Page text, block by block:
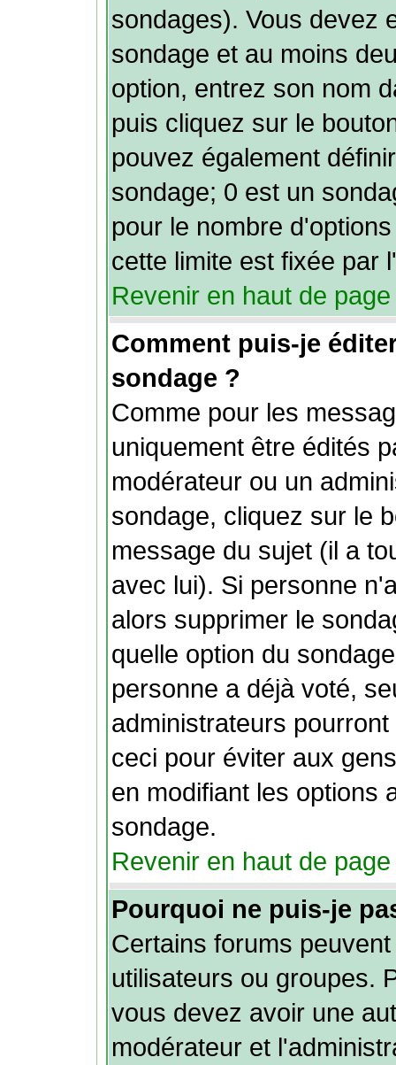
sondages). Vous devez
sondage et au moins
option, entrez son nom
puis cliquez sur le
pouvez également
sondage; 0 est un
pour le nombre
cette limite est fixée par
Revenir en haut de page
Comment puis-je
sondage ?
Comme pour les
uniquement être édités
modérateur ou un
sondage, cliquez sur le
message du sujet (il a
avec lui). Si personne
alors supprimer le
quelle option du
personne a déjà voté,
administrateurs
ceci pour éviter aux
en modifiant les options
sondage.
Revenir en haut de page
Pourquoi ne puis-je
Certains forums
utilisateurs ou groupes.
vous devez avoir une
modérateur et